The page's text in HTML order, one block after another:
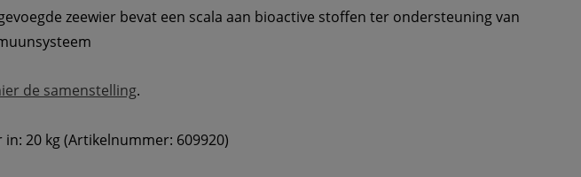
zeewier bevat een scala aan bioactive stoffen ter ondersteuning van
de samenstelling.
in: 20 kg (Artikelnummer: 609920)